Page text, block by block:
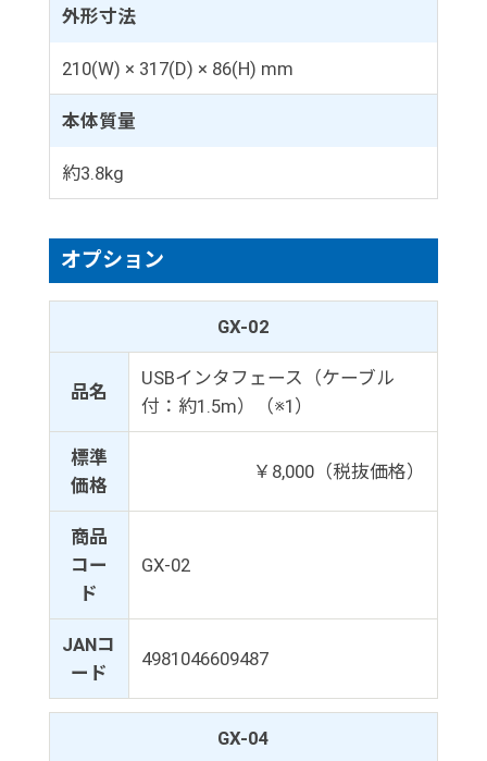
外形寸法
210(W) × 317(D) × 86(H) mm
本体質量
約3.8kg
オプション
GX-02
品名
USBインタフェース（ケーブル
付：約1.5m）（※1）
標準
価格
￥8,000（税抜価格）
商品
コー
ド
GX-02
JANコ
ード
4981046609487
GX-04